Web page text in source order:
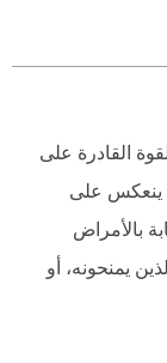
القادرة على
ينعكس على
بالأمراض
يمنحونه، أو